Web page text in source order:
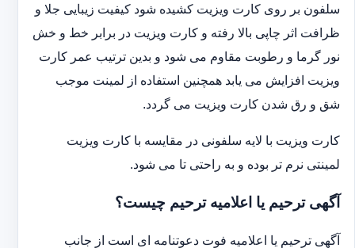
سلفون بر روی کارت ویزیت کشیده شود کیفیت زیبایی جلا و
ظرافت اثر چاپی بالا رفته و کارت ویزیت در برابر خط و خش
نور گرما و رطوبت مقاوم می شود و بدین ترتیب عمر کارت
ویزیت افزایش می یابد همچنین استفاده از لمینت موجب
شق و رق شدن کارت ویزیت می گردد.
کارت ویزیت با لایه سلفونی در مقایسه با کارت ویزیت
لمینتی نرم تر بوده و به راحتی تا می شود.
آگهی ترحیم یا اعلامیه ترحیم چیست؟
آگهی ترحیم یا اعلامیه فوت دعوتنامه ای است از جانب